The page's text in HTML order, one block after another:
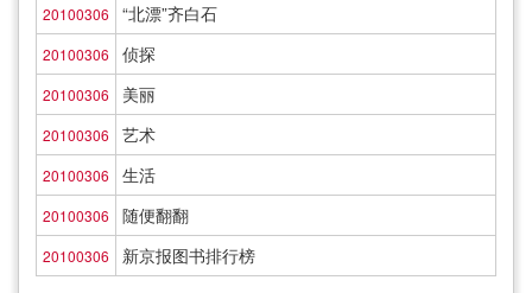
20100306 “北漂”齐白石
20100306 侦探
20100306 美丽
20100306 艺术
20100306 生活
20100306 随便翻翻
20100306 新京报图书排行榜